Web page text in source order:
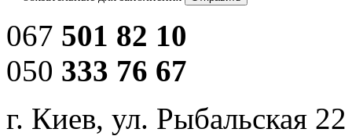
067 501 82 10
050 333 76 67
г. Киев, ул. Рыбальская 22